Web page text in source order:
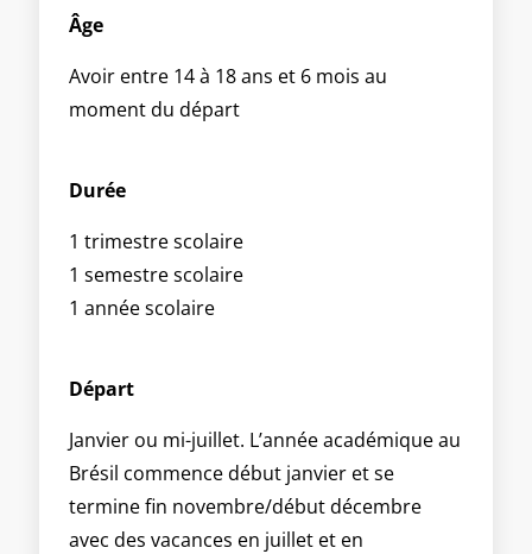
Âge
Avoir entre 14 à 18 ans et 6 mois au
moment du départ
Durée
1 trimestre scolaire
1 semestre scolaire
1 année scolaire
Départ
Janvier ou mi-juillet. L’année académique au
Brésil commence début janvier et se
termine fin novembre/début décembre
avec des vacances en juillet et en